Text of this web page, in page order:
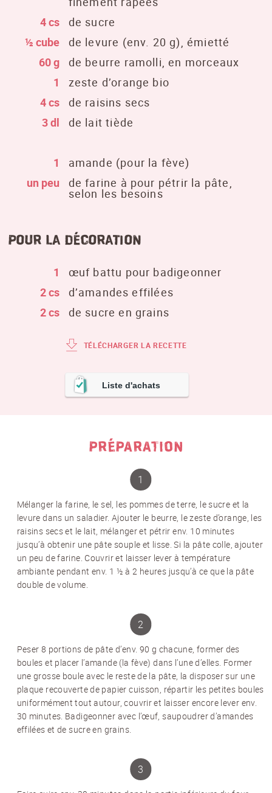
4 cs
de sucre
½ cube
de levure (env. 20 g), émietté
60 g
de beurre ramolli, en morceaux
1
zeste d’orange bio
4 cs
de raisins secs
3 dl
de lait tiède
1
amande (pour la fève)
un peu
de farine à pour pétrir la pâte,
selon les besoins
Pour la décoration
1
œuf battu pour badigeonner
2 cs
d’amandes effilées
2 cs
de sucre en grains
TÉLÉCHARGER LA RECETTE
Liste d'achats
PRÉPARATION
Mélanger la farine, le sel, les pommes de terre, le sucre et la
levure dans un saladier. Ajouter le beurre, le zeste d’orange, les
raisins secs et le lait, mélanger et pétrir env. 10 minutes
jusqu’à obtenir une pâte souple et lisse. Si la pâte colle, ajouter
un peu de farine. Couvrir et laisser lever à température
ambiante pendant env. 1 ½ à 2 heures jusqu’à ce que la pâte
double de volume.
Peser 8 portions de pâte d’env. 90 g chacune, former des
boules et placer l’amande (la fève) dans l’une d’elles. Former
une grosse boule avec le reste de la pâte, la disposer sur une
plaque recouverte de papier cuisson, répartir les petites boules
uniformément tout autour, couvrir et laisser encore lever env.
30 minutes. Badigeonner avec l’œuf, saupoudrer d’amandes
effilées et de sucre en grains.
NEWSLETTER
Inscrivez-vous et recevez 12 fois par an les